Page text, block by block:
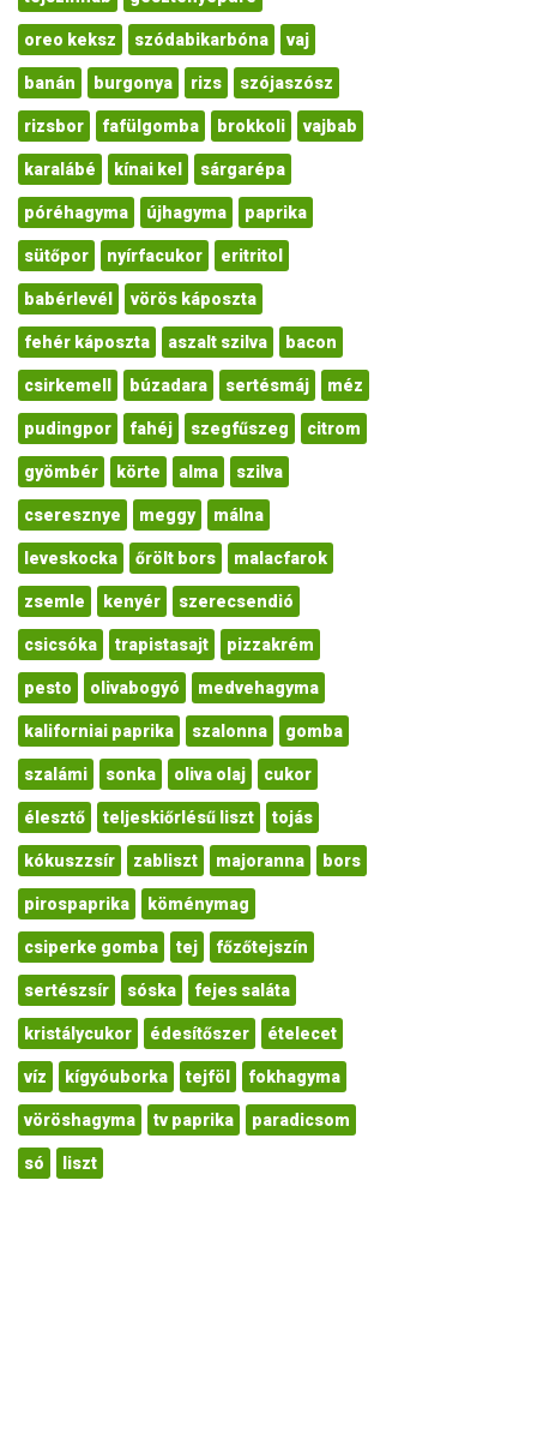
oreo keksz szódabikarbóna vaj
banán burgonya rizs szójaszósz
rizsbor fafülgomba brokkoli vajbab
karalábé kínai kel sárgarépa
póréhagyma újhagyma paprika
sütőpor nyírfacukor eritritol
babérlevél vörös káposzta
fehér káposzta aszalt szilva bacon
csirkemell búzadara sertésmáj méz
pudingpor fahéj szegfűszeg citrom
gyömbér körte alma szilva
cseresznye meggy málna
leveskocka őrölt bors malacfarok
zsemle kenyér szerecsendió
csicsóka trapistasajt pizzakrém
pesto olivabogyó medvehagyma
kaliforniai paprika szalonna gomba
szalámi sonka oliva olaj cukor
élesztő teljeskiőrlésű liszt tojás
kókuszzsír zabliszt majoranna bors
pirospaprika köménymag
csiperke gomba tej főzőtejszín
sertészsír sóska fejes saláta
kristálycukor édesítőszer ételecet
víz kígyóuborka tejföl fokhagyma
vöröshagyma tv paprika paradicsom
só liszt